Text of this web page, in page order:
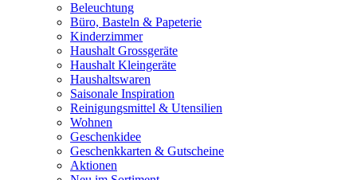
Beleuchtung
Büro, Basteln & Papeterie
Kinderzimmer
Haushalt Grossgeräte
Haushalt Kleingeräte
Haushaltswaren
Saisonale Inspiration
Reinigungsmittel & Utensilien
Wohnen
Geschenkidee
Geschenkkarten & Gutscheine
Aktionen